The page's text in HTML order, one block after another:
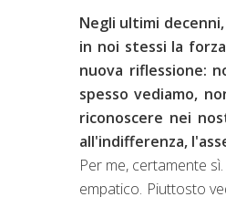
Negli ultimi
in noi stessi la
nuova riflessione:
spesso vediamo,
riconoscere nei
all'indifferenza,
Per me, certamente
empatico. Piuttosto